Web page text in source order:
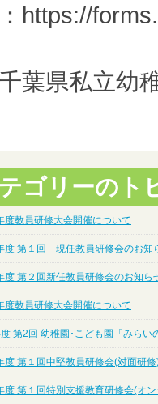
https://
葉県私立
ゴリーのト
度教員研修大会開催について
度 第１回 現任教員研修会のお知
度 第２回新任教員研修会のお知ら
度教員研修大会開催について
第2回 幼稚園･こども園「みらい
度 第１回中堅教員研修会(対面研修
度 第１回特別支援教育研修会(オ